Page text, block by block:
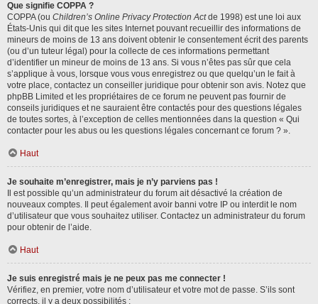
Que signifie COPPA ?
COPPA (ou Children’s Online Privacy Protection Actde 1998) est une loi aux
États-Unis qui dit que les sites Internet pouvant recueillir des informations de
mineurs de moins de 13 ans doivent obtenir le consentement écrit des parents
(ou d’un tuteur légal) pour la collecte de ces informations permettant
d’identifier un mineur de moins de 13 ans. Si vous n’êtes pas sûr que cela
s’applique à vous, lorsque vous vous enregistrez ou que quelqu’un le fait à
votre place, contactez un conseiller juridique pour obtenir son avis. Notez que
phpBB Limited et les propriétaires de ce forum ne peuvent pas fournir de
conseils juridiques et ne sauraient être contactés pour des questions légales
de toutes sortes, à l’exception de celles mentionnées dans la question « Qui
contacter pour les abus ou les questions légales concernant ce forum ? ».
Haut
Je souhaite m’enregistrer, mais je n’y parviens pas !
Il est possible qu’un administrateur du forum ait désactivé la création de
nouveaux comptes. Il peut également avoir banni votre IP ou interdit le nom
d’utilisateur que vous souhaitez utiliser. Contactez un administrateur du forum
pour obtenir de l’aide.
Haut
Je suis enregistré mais je ne peux pas me connecter !
Vérifiez, en premier, votre nom d’utilisateur et votre mot de passe. S’ils sont
corrects, il y a deux possibilités :